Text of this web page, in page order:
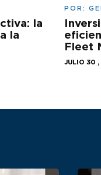
la
la
POR:
Fleet
JULIO 30